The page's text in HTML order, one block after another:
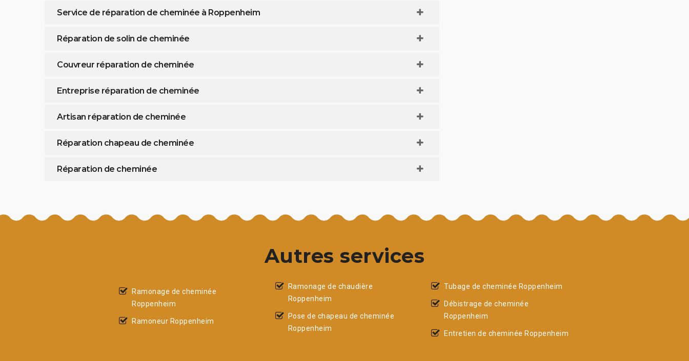
Service de réparation de cheminée à Roppenheim
Réparation de solin de cheminée
Couvreur réparation de cheminée
Entreprise réparation de cheminée
Artisan réparation de cheminée
Réparation chapeau de cheminée
Réparation de cheminée
Autres services
Ramonage de cheminée
Roppenheim
Ramoneur Roppenheim
Ramonage de chaudière
Roppenheim
Pose de chapeau de cheminée
Roppenheim
Tubage de cheminée Roppenheim
Débistrage de cheminée
Roppenheim
Entretien de cheminée Roppenheim